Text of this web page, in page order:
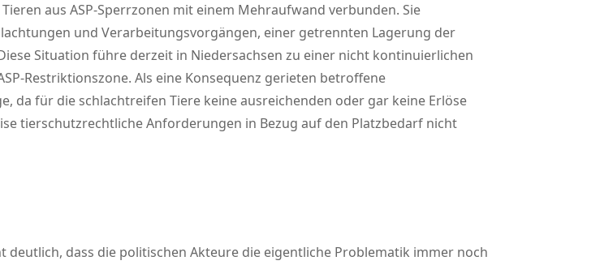
aus ASP-Sperrzonen mit einem Mehraufwand verbunden. Sie
und Verarbeitungsvorgängen, einer getrennten Lagerung der
Situation führe derzeit in Niedersachsen zu einer nicht kontinuierlichen
Restriktionszone. Als eine Konsequenz gerieten betroffene
da für die schlachtreifen Tiere keine ausreichenden oder gar keine Erlöse
tierschutzrechtliche Anforderungen in Bezug auf den Platzbedarf nicht
dass die politischen Akteure die eigentliche Problematik immer noch